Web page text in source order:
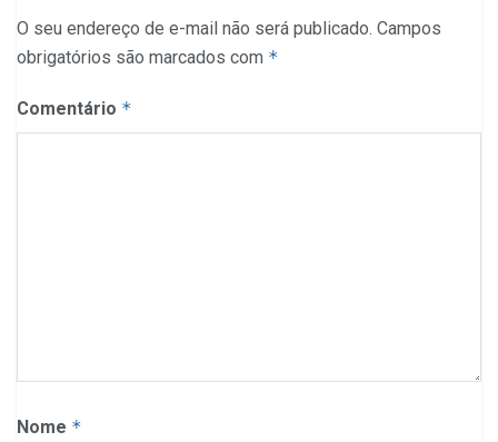
O seu endereço de e-mail não será publicado. Campos
obrigatórios são marcados com *
Comentário *
Nome *